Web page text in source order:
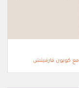
كوبون فارفيتش